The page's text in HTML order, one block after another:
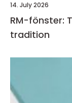
14. July 2026
RM-fönster:
tradition